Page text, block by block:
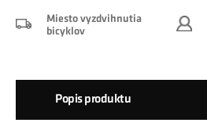
Miesto vyzdvihnutia
bicyklov
Popis produktu